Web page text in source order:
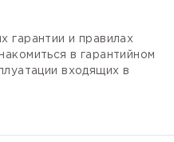
гарантии и правилах
в гарантийном
входящих в